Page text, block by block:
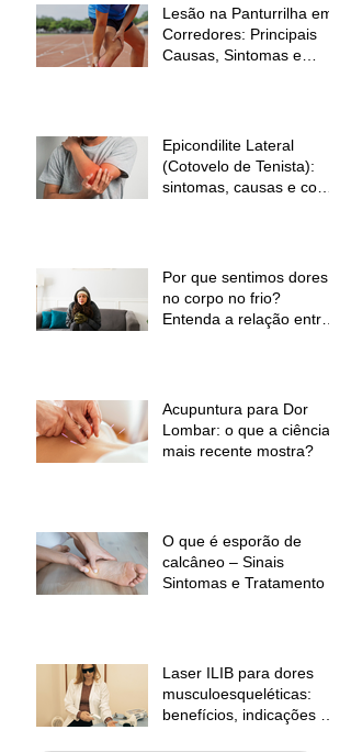
Lesão na Panturrilha em
Corredores: Principais
Causas, Sintomas e
Epicondilite Lateral
(Cotovelo de Tenista):
sintomas, causas e como
Por que sentimos dores
no corpo no frio?
Entenda a relação entre
Acupuntura para Dor
Lombar: o que a ciência
mais recente mostra?
O que é esporão de
calcâneo – Sinais
Sintomas e Tratamento
Laser ILIB para dores
musculoesqueléticas:
benefícios, indicações e